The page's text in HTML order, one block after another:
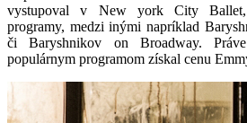
vystupoval v New york City Ballet,
programy, medzi inými napríklad
či Baryshnikov on Broadway.
populárnym programom získal cenu